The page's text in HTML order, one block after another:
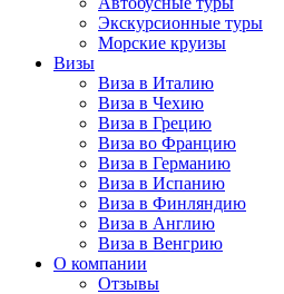
Экскурсионные туры
Морские круизы
Визы
Виза в Италию
Виза в Чехию
Виза в Грецию
Виза во Францию
Виза в Германию
Виза в Испанию
Виза в Финляндию
Виза в Англию
Виза в Венгрию
О компании
Отзывы